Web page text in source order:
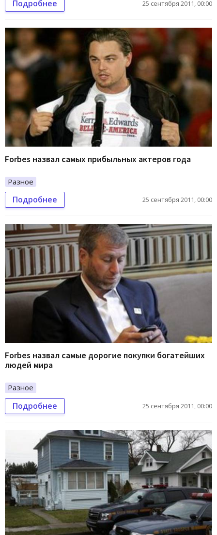
Подробнее 25 сентября 2011, 00:00
Forbes назвал самых прибыльных актеров года
Разное
Подробнее 25 сентября 2011, 00:00
Forbes назвал самые дорогие покупки богатейших
людей мира
Разное
Подробнее 25 сентября 2011, 00:00